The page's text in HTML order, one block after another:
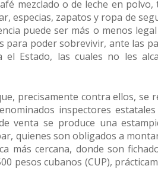
mezclado o de leche en
especias, zapatos y ropa de
puede ser más o menos
para poder sobrevivir, ante las
el Estado, las cuales no les
precisamente contra ellos, se
inspectores
venta se produce una
quienes son obligados a
más cercana, donde son
pesos cubanos (CUP),